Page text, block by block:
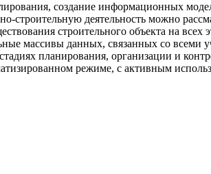
создание информационных
строительную деятельность можно
строительного объекта на
массивы данных, связанных со
планирования, организации и
режиме, с активным